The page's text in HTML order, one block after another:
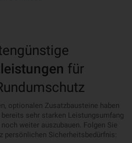
für
optionalen Zusatzbausteine haben
sehr starken Leistungsumfang
weiter auszubauen. Folgen Sie
persönlichen Sicherheitsbedürfnis: